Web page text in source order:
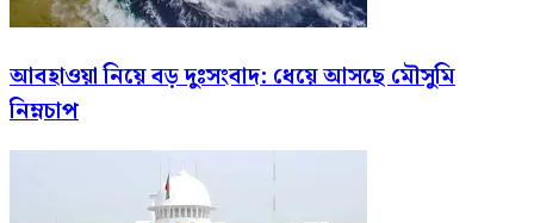
আবহাওয়া নিয়ে বড় দুঃসংবাদ: ধেয়ে আসছে মৌসুমি
নিম্নচাপ